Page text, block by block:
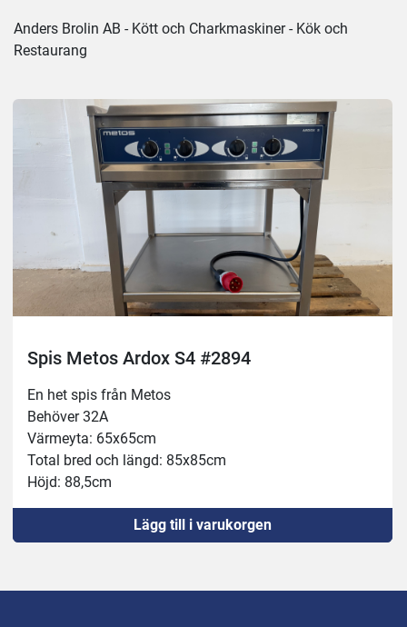
Anders Brolin AB - Kött och Charkmaskiner - Kök och
Restaurang
Spis Metos Ardox S4 #2894
En het spis från Metos
Behöver 32A
Värmeyta: 65x65cm
Total bred och längd: 85x85cm
Höjd: 88,5cm
Lägg till i varukorgen